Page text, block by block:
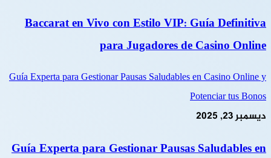
Baccarat en Vivo con Estilo VIP: Guía Definitiva
para Jugadores de Casino Online
Guía Experta para Gestionar Pausas Saludables en Casino Online y
Potenciar tus Bonos
ديسمبر 23, 2025
Guía Experta para Gestionar Pausas Saludables en